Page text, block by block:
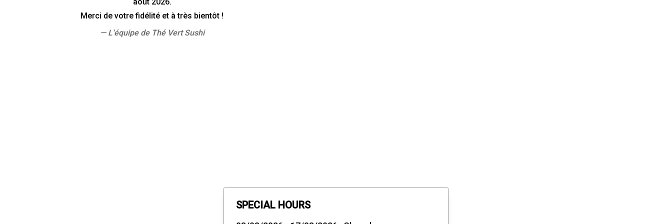
SPECIAL HOURS
Merci de votre fidélité et à très bientôt !
— L'équipe de Thé Vert Sushi